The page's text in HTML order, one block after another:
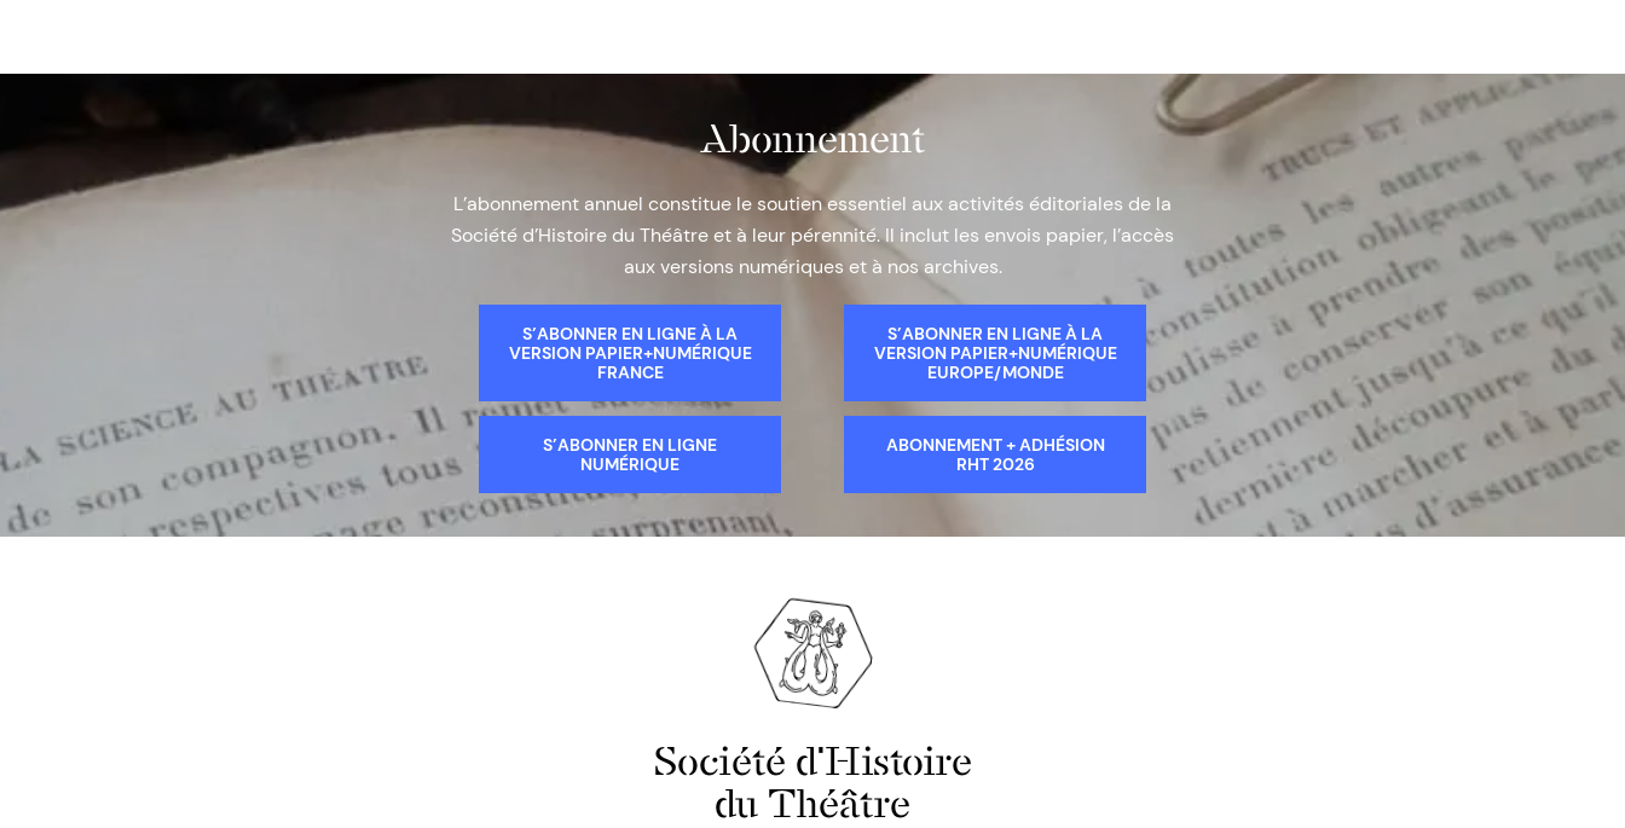
Abonnement
L’abonnement annuel constitue le soutien essentiel aux activités éditoriales de la
Société d’Histoire du Théâtre et à leur pérennité. Il inclut les envois papier, l’accès
aux versions numériques et à nos archives.
S’ABONNER EN LIGNE À LA
VERSION PAPIER+NUMÉRIQUE
FRANCE
S’ABONNER EN LIGNE À LA
VERSION PAPIER+NUMÉRIQUE
EUROPE/MONDE
S’ABONNER EN LIGNE
NUMÉRIQUE
ABONNEMENT + ADHÉSION
RHT 2026
Société d'Histoire
du Théâtre